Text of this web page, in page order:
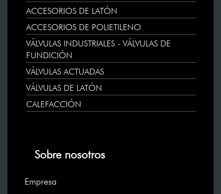
ACCESORIOS DE LATÓN
ACCESORIOS DE POLIETILENO
VÁLVULAS INDUSTRIALES - VÁLVULAS DE
FUNDICIÓN
VÁLVULAS ACTUADAS
VÁLVULAS DE LATÓN
CALEFACCIÓN
Sobre nosotros
Empresa